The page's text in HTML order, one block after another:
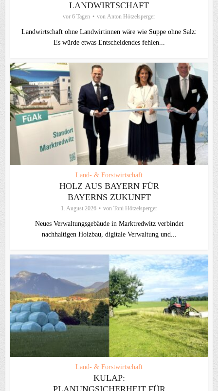
LANDWIRTSCHAFT
vor 6 Tagen von Anton Hötzelsperger
Landwirtschaft ohne Landwirtinnen wäre wie Suppe ohne Salz:
Es würde etwas Entscheidendes fehlen...
Land- & Forstwirtschaft
HOLZ AUS BAYERN FÜR
BAYERNS ZUKUNFT
1. August 2026 von Toni Hötzelsperger
Neues Verwaltungsgebäude in Marktredwitz verbindet
nachhaltigen Holzbau, digitale Verwaltung und...
Land- & Forstwirtschaft
KULAP:
PLANUNGSICHERHEIT FÜR